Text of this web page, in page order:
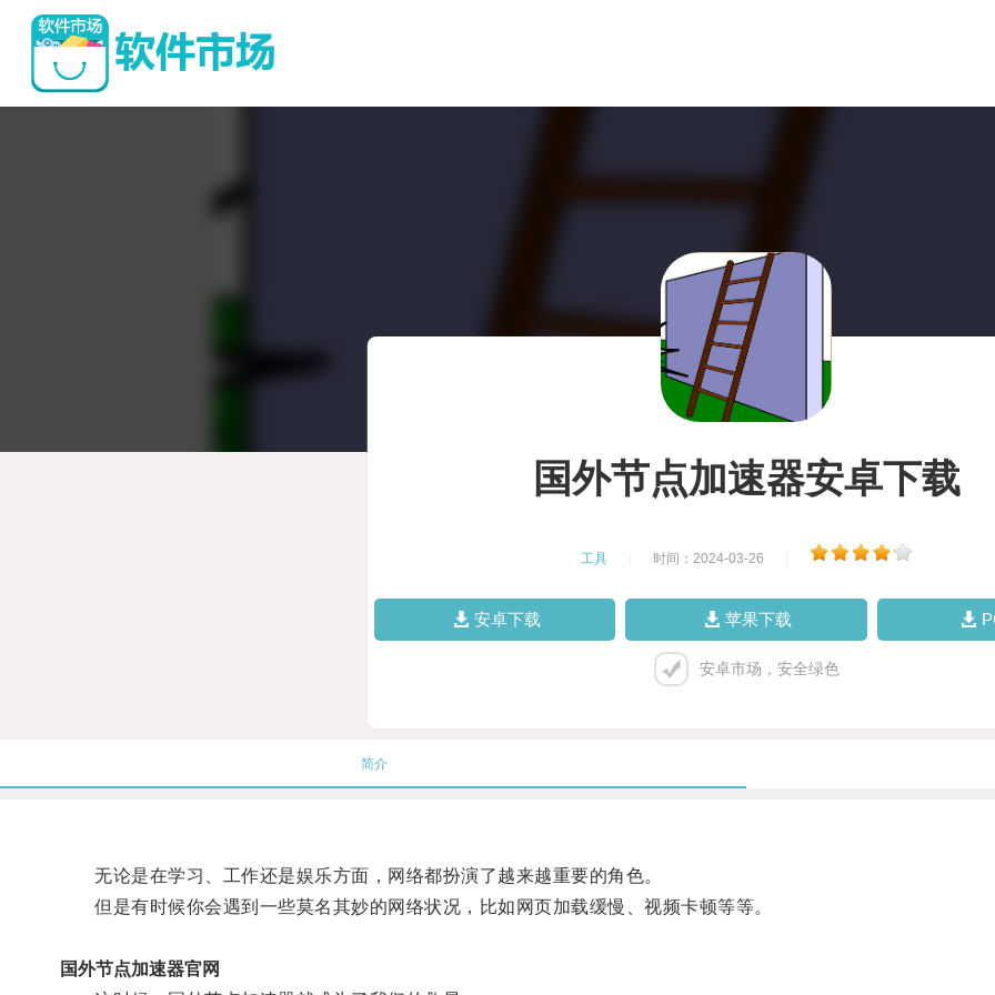
国外节点加速器安卓下载
工具 时间：2024-03-26
安卓下载 苹果下载
安卓市场，安全绿色
简介
无论是在学习、工作还是娱乐方面，网络都扮演了越来越重要的角色。
但是有时候你会遇到一些莫名其妙的网络状况，比如网页加载缓慢、视频卡顿等等。
国外节点加速器官网